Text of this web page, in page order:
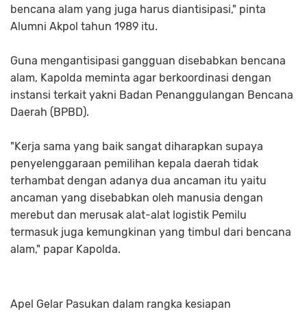
bencana alam yang juga harus diantisipasi," pinta
Alumni Akpol tahun 1989 itu.
Guna mengantisipasi gangguan disebabkan bencana
alam, Kapolda meminta agar berkoordinasi dengan
instansi terkait yakni Badan Penanggulangan Bencana
Daerah (BPBD).
"Kerja sama yang baik sangat diharapkan supaya
penyelenggaraan pemilihan kepala daerah tidak
terhambat dengan adanya dua ancaman itu yaitu
ancaman yang disebabkan oleh manusia dengan
merebut dan merusak alat-alat logistik Pemilu
termasuk juga kemungkinan yang timbul dari bencana
alam," papar Kapolda.
Apel Gelar Pasukan dalam rangka kesiapan